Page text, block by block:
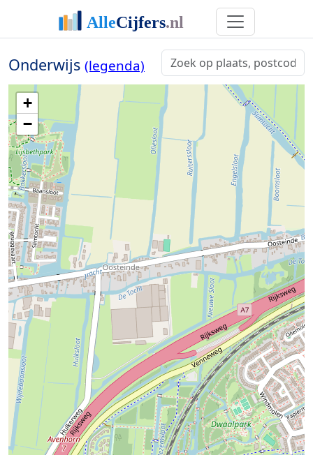
Onderwijs (legenda)
+
−